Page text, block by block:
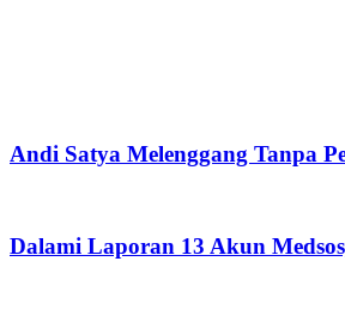
Andi Satya Melenggang Tanpa
Dalami Laporan 13 Akun